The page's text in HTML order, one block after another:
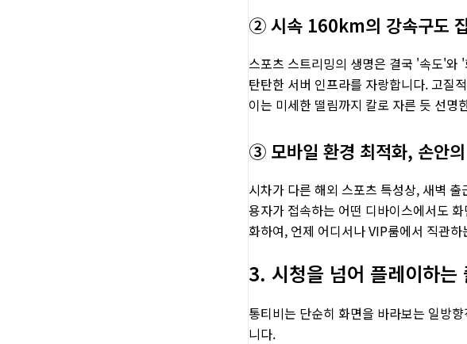
② 시속 160km의 강속구도
스포츠 스트리밍의 생명은 결국 '속도'와
탄탄한 서버 인프라를 자랑합니다. 고질
이는 미세한 떨림까지 칼로 자른 듯 선명
③ 모바일 환경 최적화, 손안
시차가 다른 해외 스포츠 특성상, 새벽
용자가 접속하는 어떤 디바이스에서도
화하여, 언제 어디서나 VIP룸에서 직관
3. 시청을 넘어 플레이하
통티비는 단순히 화면을 바라보는 일방
니다.